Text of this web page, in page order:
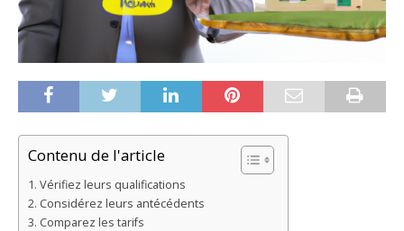
Contenu de l'article
Vérifiez leurs qualifications
Considérez leurs antécédents
Comparez les tarifs